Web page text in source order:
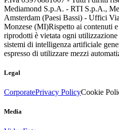
Mediamond S.p.A. - RTI S.p.A.,
Amsterdam (Paesi Bassi) - Uffici
Monzese (MI)Rispetto ai contenuti
riprodotti è vietata ogni
sistemi di intelligenza artificiale
espresso di utilizzare mezzi
Legal
CorporatePrivacy PolicyCookie
Media